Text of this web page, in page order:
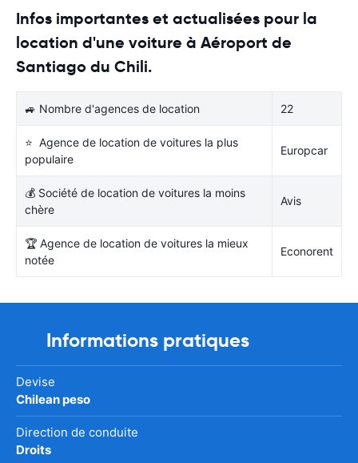
Infos importantes et actualisées pour la
location d'une voiture à Aéroport de
Santiago du Chili.
🚙 Nombre d'agences de location 22
⭐ Agence de location de voitures la plus
populaire
Europcar
💰 Société de location de voitures la moins
chère
Avis
🏆 Agence de location de voitures la mieux
notée
Econorent
Informations pratiques
Devise
Chilean peso
Direction de conduite
Droits